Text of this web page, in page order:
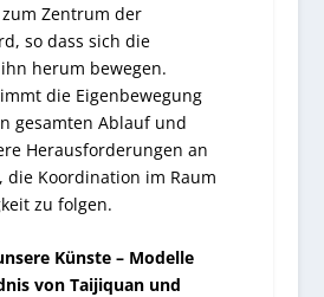
Zentrum der
so dass sich die
herum bewegen.
die Eigenbewegung
gesamten Ablauf und
Herausforderungen an
die Koordination im Raum
zu folgen.
Künste – Modelle
von Taijiquan und